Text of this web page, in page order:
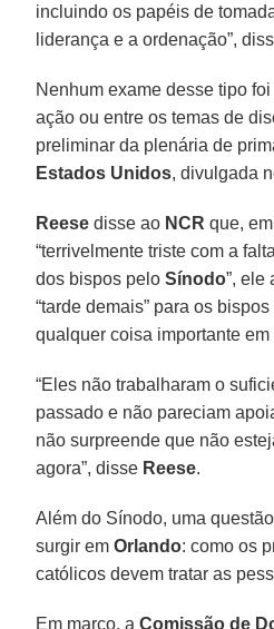
incluindo os papéis de
liderança e a ordenação”,
Nenhum exame desse tipo
ação ou entre os temas de
preliminar da plenária de
Estados Unidos, divulgada
Reese disse ao NCR que,
“terrivelmente triste com a
dos bispos peloSínodo”, ele
“tarde demais” para os
qualquer coisa importante
“Eles não trabalharam o
passado e não pareciam
não surpreende que não
agora”, disse Reese.
Além do Sínodo, uma
surgir emOrlando: como os
católicos devem tratar as
Em março, aComissão de